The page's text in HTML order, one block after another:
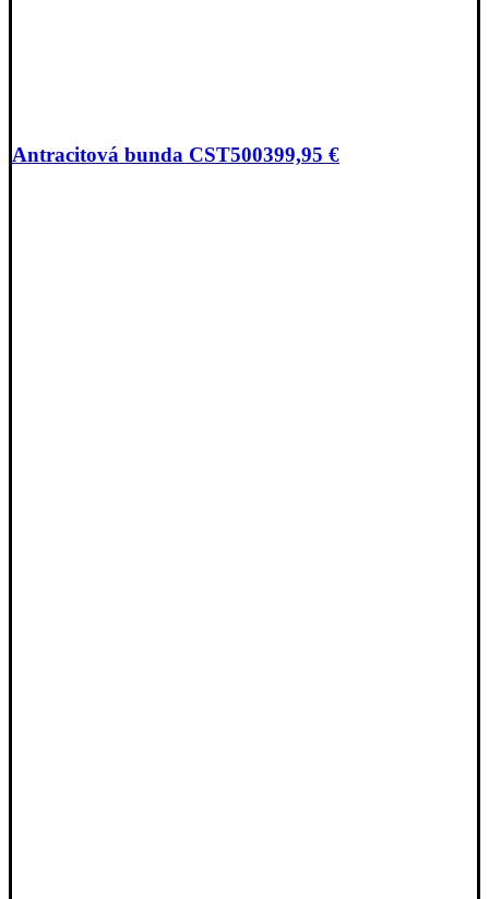
Antracitová bunda CST500399,95 €